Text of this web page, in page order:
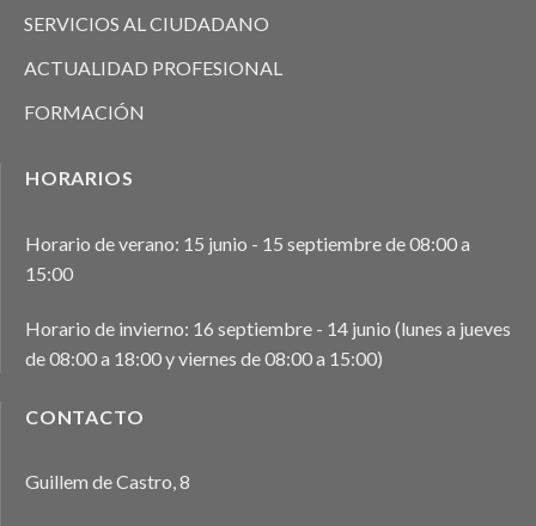
SERVICIOS AL CIUDADANO
ACTUALIDAD PROFESIONAL
FORMACIÓN
HORARIOS
Horario de verano: 15 junio - 15 septiembre de 08:00 a
15:00
Horario de invierno: 16 septiembre - 14 junio (lunes a jueves
de 08:00 a 18:00 y viernes de 08:00 a 15:00)
CONTACTO
Guillem de Castro, 8